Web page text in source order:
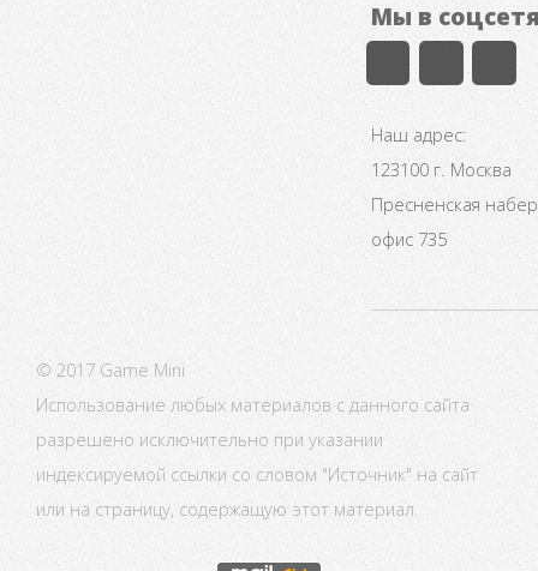
Мы в
Наш адрес:
123100 г. Москва
Пресненская
офис 735
© 2017 Game Mini
Использование любых материалов с данного сайта
разрешено исключительно при указании
индексируемой ссылки со словом "Источник" на сайт
или на страницу, содержащую этот материал.